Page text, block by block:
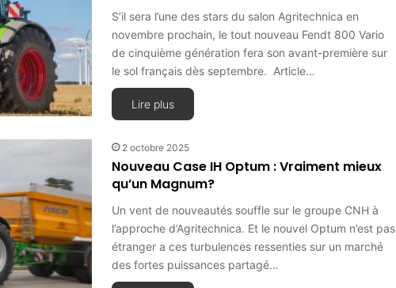
S’il sera l’une des stars du salon Agritechnica en
novembre prochain, le tout nouveau Fendt 800 Vario
de cinquième génération fera son avant-première sur
le sol français dès septembre. Article…
Lire plus
2 octobre 2025
Nouveau Case IH Optum : Vraiment mieux
qu’un Magnum?
Un vent de nouveautés souffle sur le groupe CNH à
l’approche d’Agritechnica. Et le nouvel Optum n’est pas
étranger a ces turbulences ressenties sur un marché
des fortes puissances partagé…